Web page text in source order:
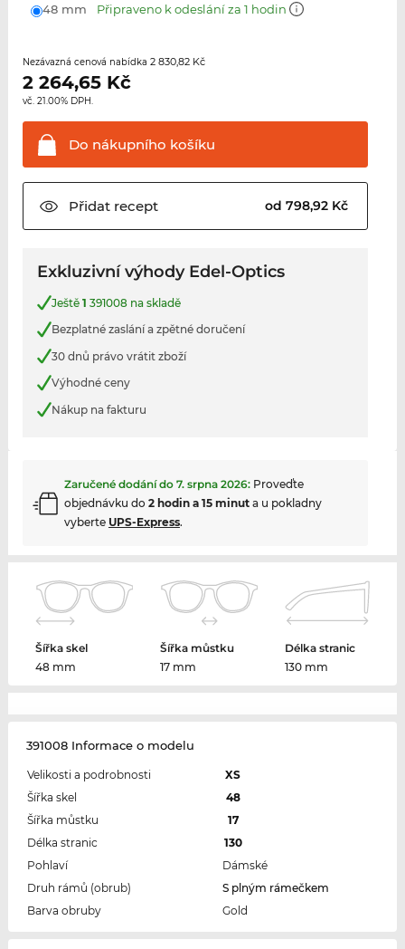
48 mm Připraveno k odeslání za 1 hodin
Nezávazná cenová nabídka 2 830,82 Kč
2 264,65Kč
vč. 21.00% DPH.
Do nákupního košíku
Přidatrecept od 798,92 Kč
Exkluzivní výhody Edel-Optics
Ještě 1 391008 na skladě
Bezplatné zaslání a zpětné doručení
30 dnů právo vrátit zboží
Výhodné ceny
Nákup na fakturu
Zaručené dodání do 7. srpna 2026: Proveďte
objednávku do 2 hodin a 15 minuta u pokladny
vyberte UPS-Express.
Šířka skel
48 mm
Šířka můstku
17 mm
Délka stranic
130 mm
391008 Informace o modelu
Velikosti a podrobnosti
XS
Šířka skel
48
Šířka můstku
17
Délka stranic
130
Pohlaví
Dámské
Druh rámů (obrub)
S plným rámečkem
Barva obruby
Gold